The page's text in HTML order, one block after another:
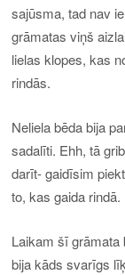
sajūsma, tad nav
grāmatas viņš
lielas klopes, kas
rindās.
Neliela bēda bija
sadalīti. Ehh, tā
darīt- gaidīsim
to, kas gaida rindā.
Laikam šī grāmata
bija kāds svarīgs